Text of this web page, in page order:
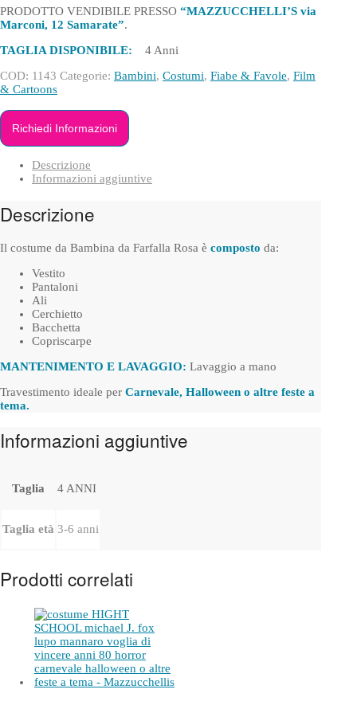
PRODOTTO VENDIBILE PRESSO “MAZZUCCHELLI’S via
Marconi, 12 Samarate”.
TAGLIA DISPONIBILE: 4 Anni
COD: 1143 Categorie: Bambini, Costumi, Fiabe & Favole, Film
& Cartoons
Richiedi Informazioni
Descrizione
Informazioni aggiuntive
Descrizione
Il costume da Bambina da Farfalla Rosa è composto da:
Vestito
Pantaloni
Ali
Cerchietto
Bacchetta
Copriscarpe
MANTENIMENTO E LAVAGGIO: Lavaggio a mano
Travestimento ideale per Carnevale, Halloween o altre feste a
tema.
Informazioni aggiuntive
Taglia 4 ANNI
Taglia età 3-6 anni
Prodotti correlati